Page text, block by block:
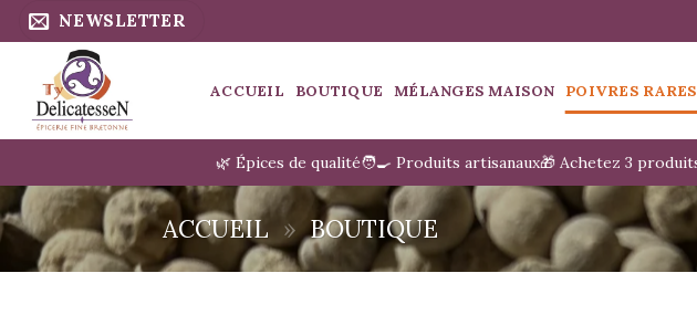
Passer
au
contenu
NEWSLETTER
ACCUEIL BOUTIQUE MÉLANGES MAISON POIVRES
🌿 Épices de qualité🧑‍🍳 Produits artisanaux🎁 Achetez 3
ACCUEIL » BOUTIQUE